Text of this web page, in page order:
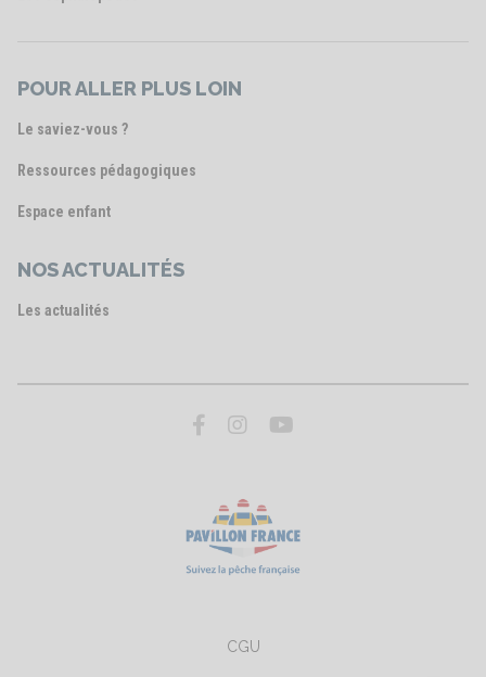
POUR ALLER PLUS LOIN
Le saviez-vous ?
Ressources pédagogiques
Espace enfant
NOS ACTUALITÉS
Les actualités
CGU